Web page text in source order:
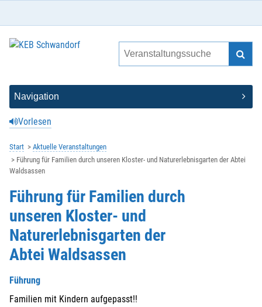
Vorlesen
Start
Aktuelle Veranstaltungen
Führung für Familien durch unseren Kloster- und Naturerlebnisgarten der Abtei
Waldsassen
Führung für Familien durch
unseren Kloster- und
Naturerlebnisgarten der
Abtei Waldsassen
Führung
Familien mit Kindern aufgepasst!!